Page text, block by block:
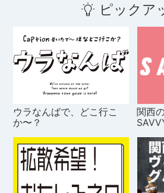
ピックア
ウラなんばで、どこ行こ
か〜？
関西